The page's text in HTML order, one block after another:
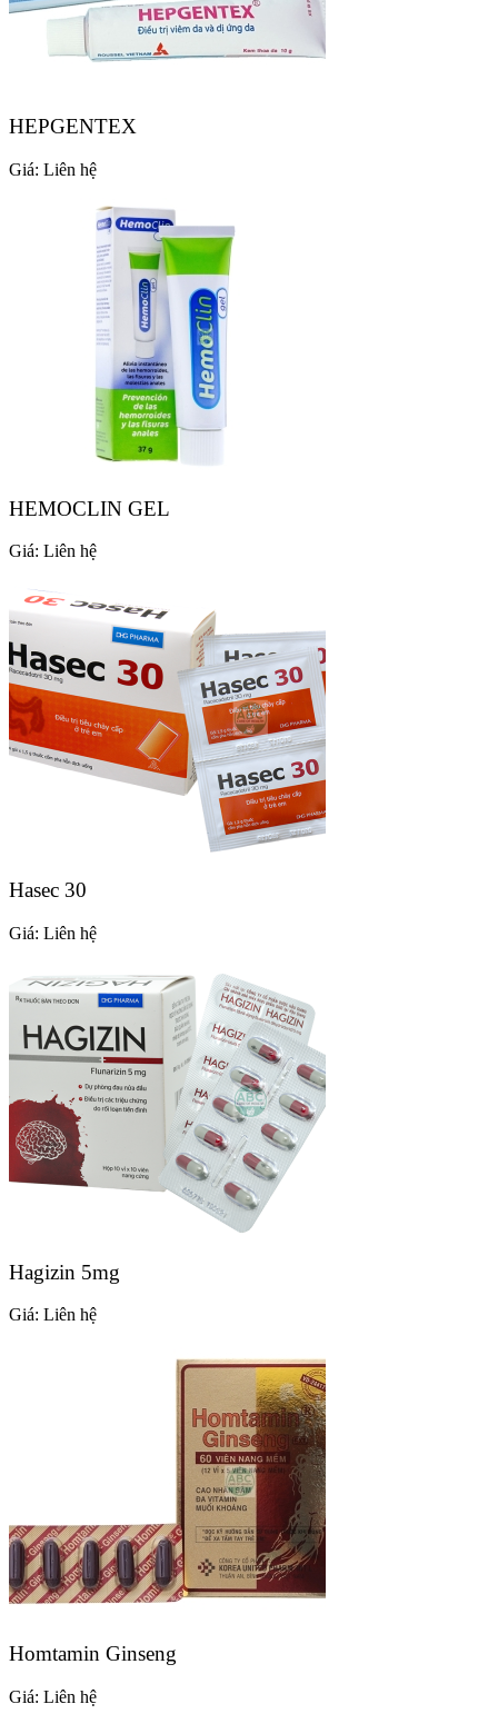
HEPGENTEX
Giá: Liên hệ
HEMOCLIN GEL
Giá: Liên hệ
Hasec 30
Giá: Liên hệ
Hagizin 5mg
Giá: Liên hệ
Homtamin Ginseng
Giá: Liên hệ